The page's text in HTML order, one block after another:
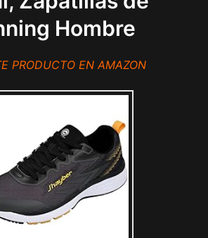
Hombre
PRODUCTO EN AMAZON